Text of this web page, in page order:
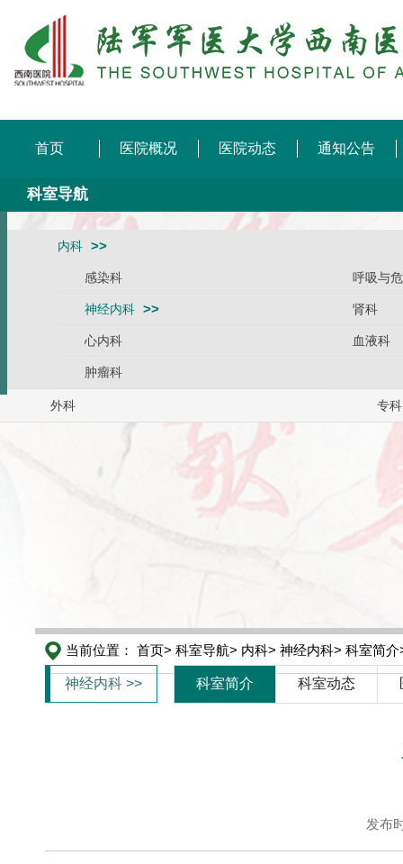
首页 医院概况 医院动态 通知公告
科室导航
内科
感染科 呼吸与
神经内科 肾科
心内科 血液科
肿瘤科
外科 专科
当前位置： 首页> 科室导航> 内科> 神经内科> 科室简介
神经内科 >> 科室简介 科室动态
发布